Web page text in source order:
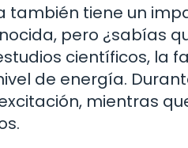
también tiene un
pero ¿sabías
científicos, la
de energía.
mientras